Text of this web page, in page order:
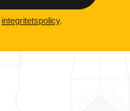
integritetspolicy.